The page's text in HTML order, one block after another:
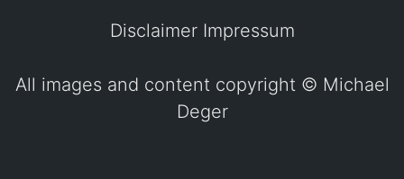
Disclaimer Impressum
All images and content copyright © Michael
Deger